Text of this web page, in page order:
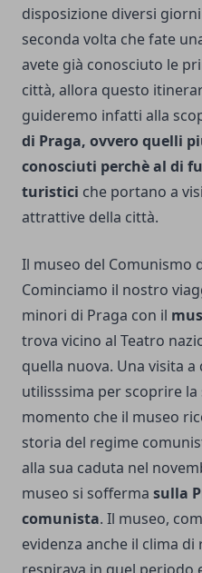
disposizione diversi
seconda volta che fate
avete già conosciuto le
città, allora questo
guideremo infatti alla
di Praga, ovvero quelli
conosciuti perchè al di
turistici che portano a
attrattive della città.
Il museo del Comunismo
Cominciamo il nostro
minori di Praga con il
trova vicino al Teatro
quella nuova. Una visita
utilisssima per scoprire
momento che il museo
storia del regime
alla sua caduta nel
museo si sofferma sulla
comunista. Il museo,
evidenza anche il clima di